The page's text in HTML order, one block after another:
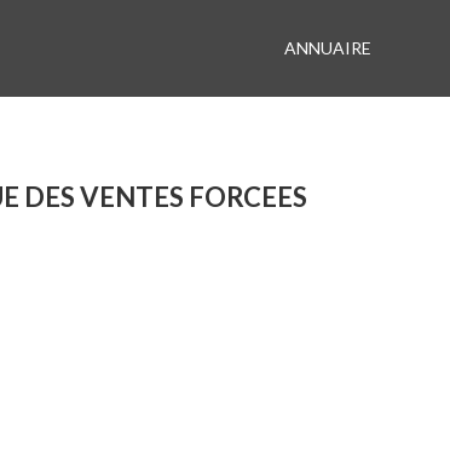
ANNUAIRE
DES VENTES FORCEES